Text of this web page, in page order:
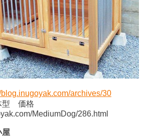
blog.inugoyak.com/archives/30
型 価格
MediumDog/286.html
屋